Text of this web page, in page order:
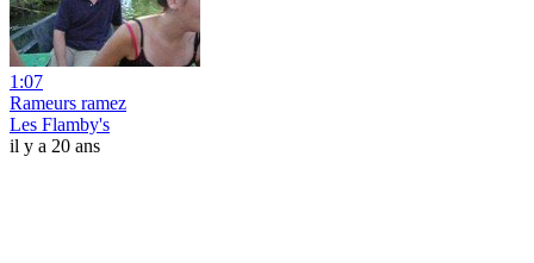
1:07
Rameurs ramez
Les Flamby's
il y a 20 ans